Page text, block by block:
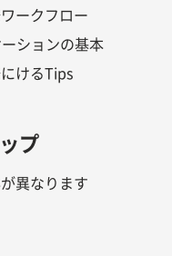
ークフロー
ションの基本
けるTips
プ
異なります